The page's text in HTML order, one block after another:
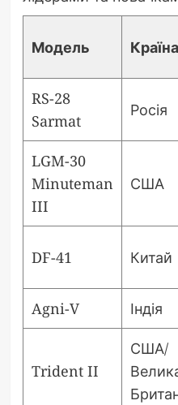
Модель Країна
RS-28
Sarmat
Росія
LGM-30
Minuteman
III
США
DF-41 Китай
Agni-V Індія
Trident II
США/